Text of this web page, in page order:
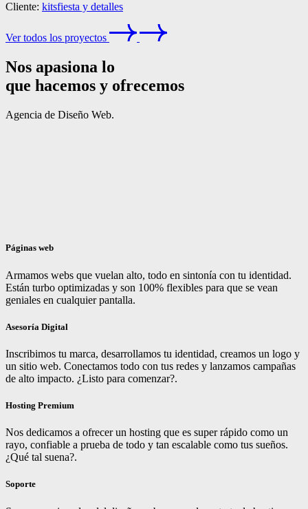
Cliente: kitsfiesta y detalles
Ver todos los proyectos
Nos apasiona lo
que hacemos y ofrecemos
Agencia de Diseño Web.
Páginas web
Armamos webs que vuelan alto, todo en sintonía con tu identidad.
Están turbo optimizadas y son 100% flexibles para que se vean
geniales en cualquier pantalla.
Asesoría Digital
Inscribimos tu marca, desarrollamos tu identidad, creamos un logo y
un sitio web. Conectamos todo con tus redes y lanzamos campañas
de alto impacto. ¿Listo para comenzar?.
Hosting Premium
Nos dedicamos a ofrecer un hosting que es super rápido como un
rayo, confiable a prueba de todo y tan escalable como tus sueños.
¿Qué tal suena?.
Soporte